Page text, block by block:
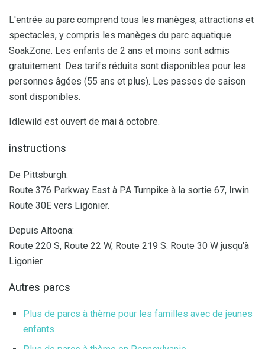
L'entrée au parc comprend tous les manèges, attractions et
spectacles, y compris les manèges du parc aquatique
SoakZone. Les enfants de 2 ans et moins sont admis
gratuitement. Des tarifs réduits sont disponibles pour les
personnes âgées (55 ans et plus). Les passes de saison
sont disponibles.
Idlewild est ouvert de mai à octobre.
instructions
De Pittsburgh:
Route 376 Parkway East à PA Turnpike à la sortie 67, Irwin.
Route 30E vers Ligonier.
Depuis Altoona:
Route 220 S, Route 22 W, Route 219 S. Route 30 W jusqu'à
Ligonier.
Autres parcs
Plus de parcs à thème pour les familles avec de jeunes
enfants